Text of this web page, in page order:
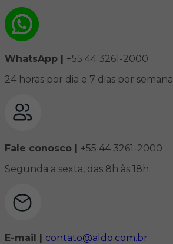
WhatsApp | +55 44 3261-2000
24 horas por dia e 7 dias por semana
Fale conosco | +55 44 3261-2000
Segunda a sexta, das 8h às 18h
E-mail | contato@aldo.com.br